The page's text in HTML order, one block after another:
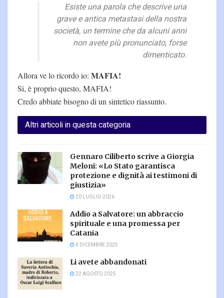
Esiste una parola che descrive una
grave e antica metastasi della nostra
società, un termine che da alcuni anni
non avete più pronunciato, forse
dimenticato.
Allora ve lo ricordo io: MAFIA!
Si, è proprio questo, MAFIA!
Credo abbiate bisogno di un sintetico riassunto.
Altri articoli in questa categoria
Gennaro Ciliberto scrive a Giorgia
Meloni: «Lo Stato garantisca
protezione e dignità ai testimoni di
giustizia»
20 LUGLIO 2026
Addio a Salvatore: un abbraccio
spirituale e una promessa per
Catania
4 DICEMBRE 2025
Li avete abbandonati
22 AGOSTO 2025